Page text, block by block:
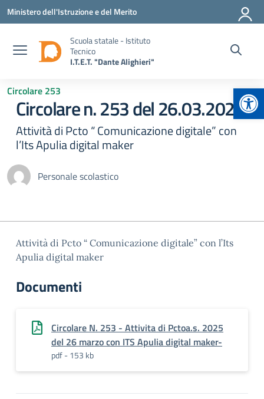
Vai ai contenuti
Vai al menu di navigazione
Vai al footer
Ministero dell'Istruzione e del Merito
Scuola statale - Istituto
Tecnico
I.T.E.T. "Dante Alighieri"
Circolare 253
Circolare n. 253 del 26.03.2025
Attività di Pcto “ Comunicazione digitale” con
l’Its Apulia digital maker
Personale scolastico
Attività di Pcto “ Comunicazione digitale” con l’Its
Apulia digital maker
Documenti
Circolare N. 253 - Attivita di Pctoa.s. 2025
del 26 marzo con ITS Apulia digital maker-
pdf - 153 kb